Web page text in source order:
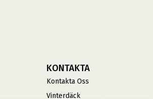
KONTAKTA
Kontakta Oss
Vinterdäck